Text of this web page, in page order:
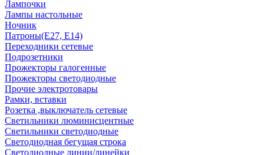
Лампочки
Лампы настольные
Ночник
Патроны(Е27, Е14)
Переходники сетевые
Подрозетники
Прожекторы галогенные
Прожекторы светодиодные
Прочие электротовары
Рамки, вставки
Розетка ,выключатель сетевые
Светильники люминисцентные
Светильники светодиодные
Светодиодная бегущая строка
Светодиодные линии/линейки